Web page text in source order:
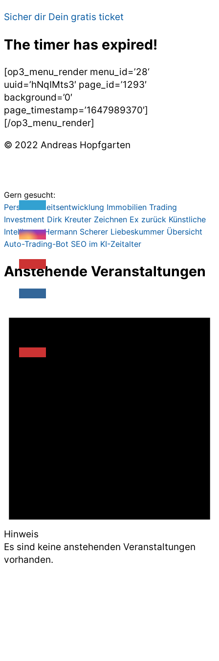
Sicher dir Dein gratis ticket
The timer has expired!
[op3_menu_render menu_id=’28‘
uuid=’hNqIMts3′ page_id=’1293′
background=’0′
page_timestamp=’1647989370′]
[/op3_menu_render]
© 2022 Andreas Hopfgarten
Gern gesucht:
Persönlichkeitsentwicklung Immobilien Trading
Investment Dirk Kreuter Zeichnen Ex zurück Künstliche
Intelligenz Hermann Scherer Liebeskummer Übersicht
Auto-Trading-Bot SEO im KI-Zeitalter
Anstehende Veranstaltungen
Hinweis
Es sind keine anstehenden Veranstaltungen
vorhanden.